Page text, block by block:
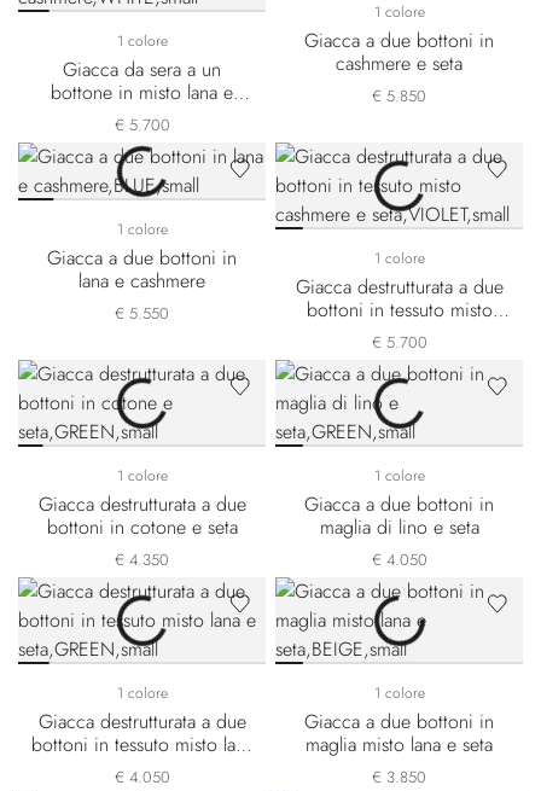
1 colore
Giacca da sera a un
bottone in misto lana e
cashmere
€ 5.700
1 colore
Giacca a due bottoni in
cashmere e seta
€ 5.850
1 colore
Giacca a due bottoni in
lana e cashmere
€ 5.550
1 colore
Giacca destrutturata a due
bottoni in tessuto misto
cashmere e seta
€ 5.700
1 colore
Giacca destrutturata a due
bottoni in cotone e seta
€ 4.350
1 colore
Giacca a due bottoni in
maglia di lino e seta
€ 4.050
1 colore
Giacca destrutturata a due
bottoni in tessuto misto lana
e seta
€ 4.050
1 colore
Giacca a due bottoni in
maglia misto lana e seta
€ 3.850